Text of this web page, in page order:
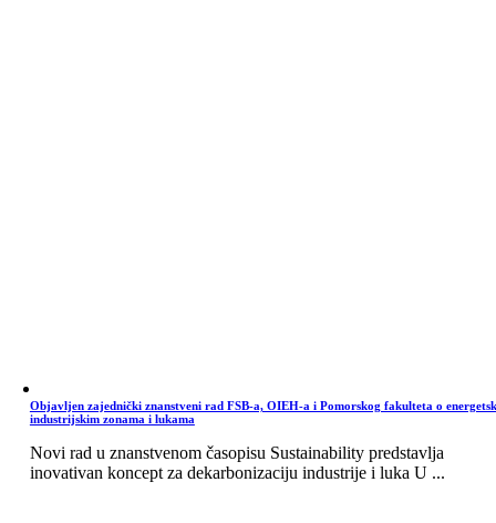
Objavljen zajednički znanstveni rad FSB-a, OIEH-a i Pomorskog fakulteta o
industrijskim zonama i lukama
Novi rad u znanstvenom časopisu Sustainability predstavlja
inovativan koncept za dekarbonizaciju industrije i luka U ...